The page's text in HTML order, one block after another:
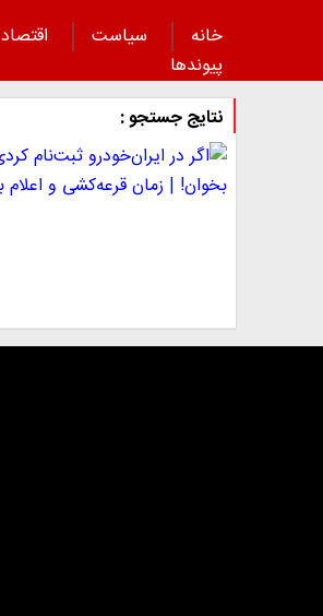
خانه سیاست اقتصاد
پیوند‌ها
نتایج جستجو :